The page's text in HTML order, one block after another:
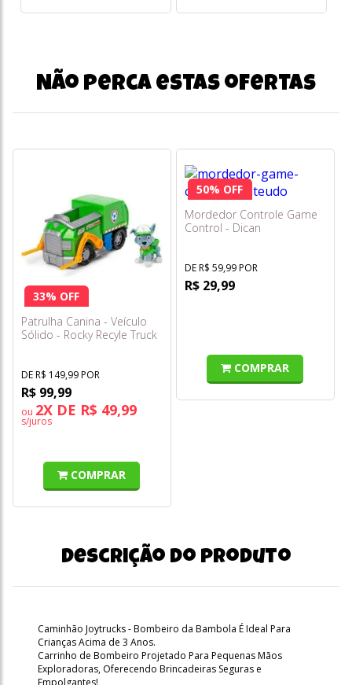
Não perca estas ofertas
33% OFF
Patrulha Canina - Veículo
Sólido - Rocky Recyle Truck
DE R$ 149,99 POR
R$ 99,99
ou 2X DE R$ 49,99
s/juros
COMPRAR
50% OFF
Mordedor Controle Game
Control - Dican
DE R$ 59,99 POR
R$ 29,99
COMPRAR
Descrição do produto
Caminhão Joytrucks - Bombeiro da Bambola É Ideal Para
Crianças Acima de 3 Anos.
Carrinho de Bombeiro Projetado Para Pequenas Mãos
Exploradoras, Oferecendo Brincadeiras Seguras e
Empolgantes!